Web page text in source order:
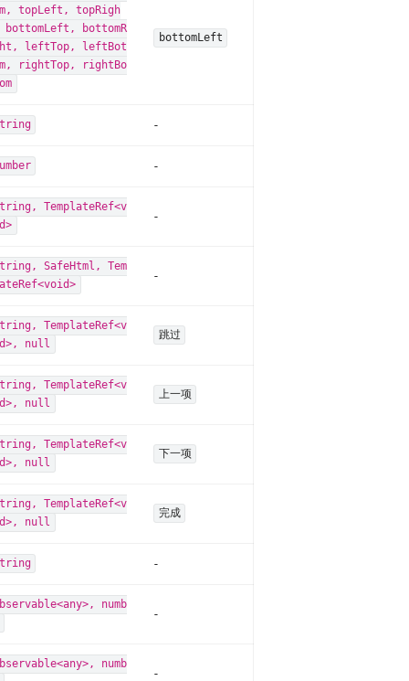
topLeft, topRigh
bottomR
leftTop, leftBot
rightTop, rightBo
bottomLeft
-
-
TemplateRef<v
-
SafeHtml, Tem
-
TemplateRef<v
null
跳过
TemplateRef<v
null
上一项
TemplateRef<v
null
下一项
TemplateRef<v
null
完成
-
numb
-
numb
-